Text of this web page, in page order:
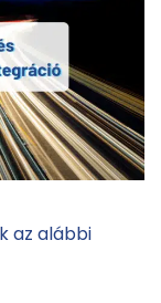
az alábbi